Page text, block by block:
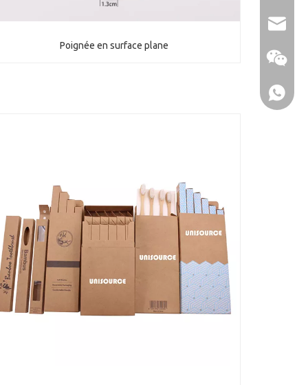
Poignée en surface plane